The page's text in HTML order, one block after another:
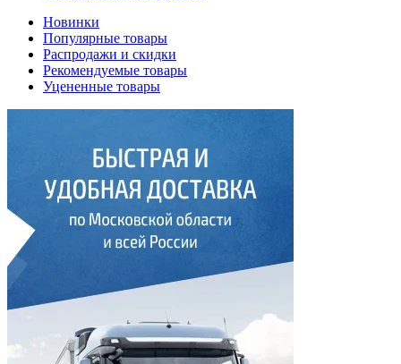
Новинки
Популярные товары
Распродажи и скидки
Рекомендуемые товары
Уцененные товары